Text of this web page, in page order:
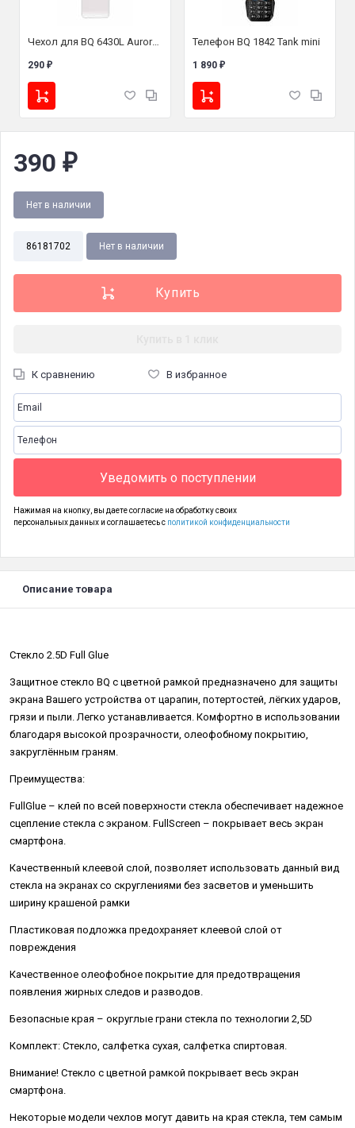
Чехол для BQ 6430L Aurora (силикон прозрачный)
290 ₽
Телефон BQ 1842 Tank mini
1 890 ₽
390 ₽
Нет в наличии
86181702 Нет в наличии
К сравнению В избранное
Уведомить о поступлении
Нажимая на кнопку, вы даете согласие на обработку своих
персональных данных и соглашаетесь с политикой конфиденциальности
Описание товара
Стекло 2.5D Full Glue
Защитное стекло BQ с цветной рамкой предназначено для защиты
экрана Вашего устройства от царапин, потертостей, лёгких ударов,
грязи и пыли. Легко устанавливается. Комфортно в использовании
благодаря высокой прозрачности, олеофобному покрытию,
закруглённым граням.
Преимущества:
FullGlue – клей по всей поверхности стекла обеспечивает надежное
сцепление стекла с экраном. FullScreen – покрывает весь экран
смартфона.
Качественный клеевой слой, позволяет использовать данный вид
стекла на экранах со скруглениями без засветов и уменьшить
ширину крашеной рамки
Пластиковая подложка предохраняет клеевой слой от
повреждения
Качественное олеофобное покрытие для предотвращения
появления жирных следов и разводов.
Безопасные края – округлые грани стекла по технологии 2,5D
Комплект: Стекло, салфетка сухая, салфетка спиртовая.
Внимание! Стекло с цветной рамкой покрывает весь экран
смартфона.
Некоторые модели чехлов могут давить на края стекла, тем самым